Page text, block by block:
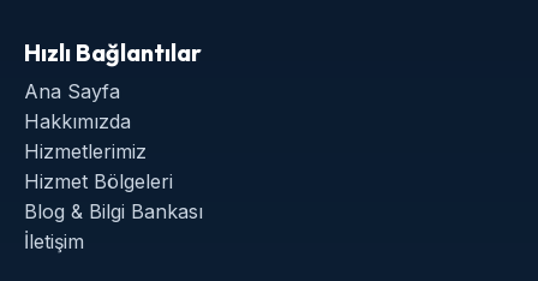
Hızlı Bağlantılar
Ana Sayfa
Hakkımızda
Hizmetlerimiz
Hizmet Bölgeleri
Blog & Bilgi Bankası
İletişim